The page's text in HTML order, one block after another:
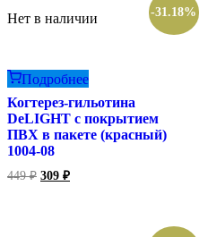
Нет в наличии
Подробнее
-31.18%
Когтерез-гильотина
DeLIGHT с покрытием
ПВХ в пакете (красный)
1004-08
449₽ Первоначальная
309 ₽Текущая